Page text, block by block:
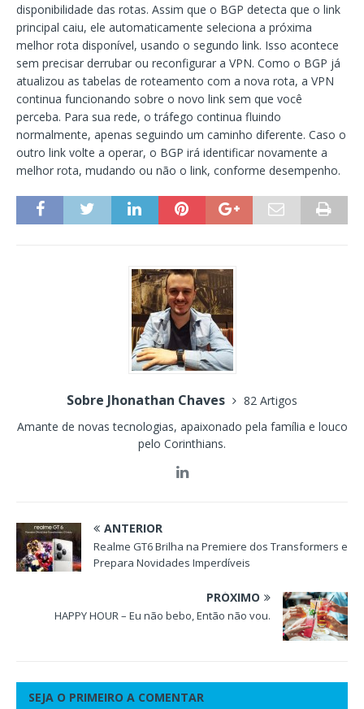
disponibilidade das rotas. Assim que o BGP detecta que o link
principal caiu, ele automaticamente seleciona a próxima
melhor rota disponível, usando o segundo link. Isso acontece
sem precisar derrubar ou reconfigurar a VPN. Como o BGP já
atualizou as tabelas de roteamento com a nova rota, a VPN
continua funcionando sobre o novo link sem que você
perceba. Para sua rede, o tráfego continua fluindo
normalmente, apenas seguindo um caminho diferente. Caso o
outro link volte a operar, o BGP irá identificar novamente a
melhor rota, mudando ou não o link, conforme desempenho.
Sobre Jhonathan Chaves
82 Artigos
Amante de novas tecnologias, apaixonado pela família e louco
pelo Corinthians.
ANTERIOR
Realme GT6 Brilha na Premiere dos Transformers e
Prepara Novidades Imperdíveis
PRÓXIMO
HAPPY HOUR – Eu não bebo, Então não vou.
SEJA O PRIMEIRO A COMENTAR